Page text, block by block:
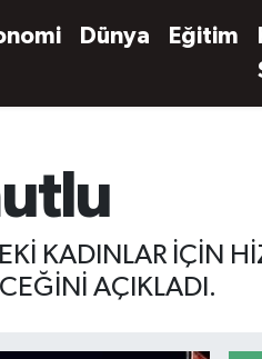
Dünya Eğitim
KADINLAR İÇİN
AÇIKLADI.